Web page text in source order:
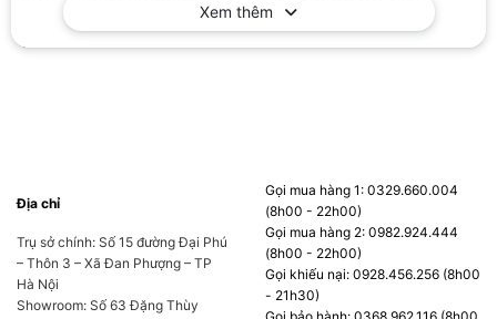
một chiếc màn hình 23.8Inch. Hỗ trợ cả kết nối
Wireless và Bluetooth 5.3, Dell AIO Inspiron dễ
Xem thêm
Địa chỉ
Trụ sở chính: Số 15 đường Đại Phú
– Thôn 3 – Xã Đan Phượng – TP
Hà Nội
Showroom: Số 63 Đặng Thùy
Gọi mua hàng 1: 0329.660.004
(8h00 - 22h00)
Gọi mua hàng 2: 0982.924.444
(8h00 - 22h00)
Gọi khiếu nại: 0928.456.256 (8h00
- 21h30)